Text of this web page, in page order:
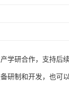
学研合作，支持后
研制和开发，也可